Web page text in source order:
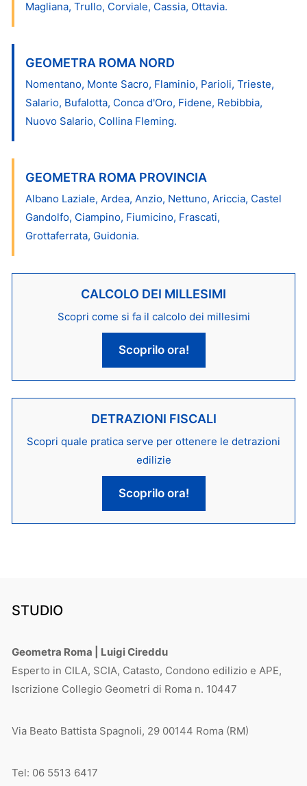
Magliana, Trullo, Corviale, Cassia, Ottavia.
GEOMETRA ROMA NORD
Nomentano, Monte Sacro, Flaminio, Parioli, Trieste,
Salario, Bufalotta, Conca d'Oro, Fidene, Rebibbia,
Nuovo Salario, Collina Fleming.
GEOMETRA ROMA PROVINCIA
Albano Laziale, Ardea, Anzio, Nettuno, Ariccia, Castel
Gandolfo, Ciampino, Fiumicino, Frascati,
Grottaferrata, Guidonia.
CALCOLO DEI MILLESIMI
Scopri come si fa il calcolo dei millesimi
Scoprilo ora!
DETRAZIONI FISCALI
Scopri quale pratica serve per ottenere le detrazioni
edilizie
Scoprilo ora!
STUDIO
Geometra Roma | Luigi Cireddu
Esperto in CILA, SCIA, Catasto, Condono edilizio e APE,
Iscrizione Collegio Geometri di Roma n. 10447
Via Beato Battista Spagnoli, 29 00144 Roma (RM)
Tel: 06 5513 6417